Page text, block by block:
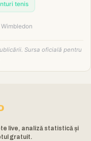
tenis
Sursa oficială pentru
live, analiză statistică și
gratuit.